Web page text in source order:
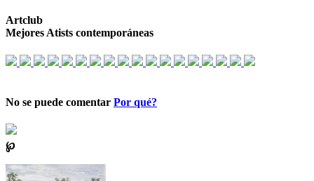
Artclub
Mejores Atists contemporáneas
No se puede comentar Por qué?
℘